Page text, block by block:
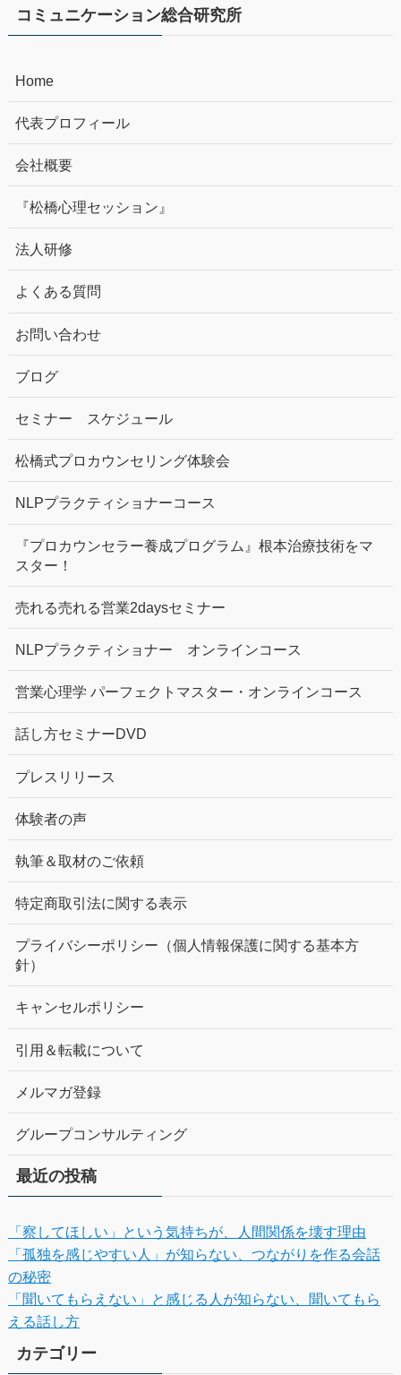
コミュニケーション総合研究所
Home
代表プロフィール
会社概要
『松橋心理セッション』
法人研修
よくある質問
お問い合わせ
ブログ
セミナー スケジュール
松橋式プロカウンセリング体験会
NLPプラクティショナーコース
『プロカウンセラー養成プログラム』根本治療技術をマ
スター！
売れる売れる営業2daysセミナー
NLPプラクティショナー オンラインコース
営業心理学 パーフェクトマスター・オンラインコース
話し方セミナーDVD
プレスリリース
体験者の声
執筆＆取材のご依頼
特定商取引法に関する表示
プライバシーポリシー（個人情報保護に関する基本方
針）
キャンセルポリシー
引用＆転載について
メルマガ登録
グループコンサルティング
最近の投稿
「察してほしい」という気持ちが、人間関係を壊す理由
「孤独を感じやすい人」が知らない、つながりを作る会話
の秘密
「聞いてもらえない」と感じる人が知らない、聞いてもら
える話し方
カテゴリー